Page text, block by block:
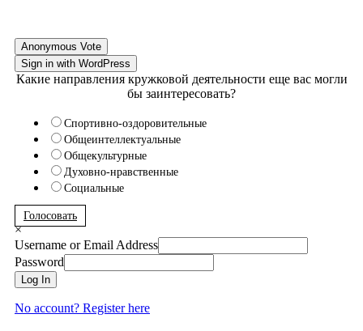
Anonymous Vote
Sign in with WordPress
Какие направления кружковой деятельности еще вас могли
бы заинтересовать?
Спортивно-оздоровительные
Общеинтеллектуальные
Общекультурные
Духовно-нравственные
Социальные
Голосовать
×
Username or Email Address
Password
Log In
No account? Register here